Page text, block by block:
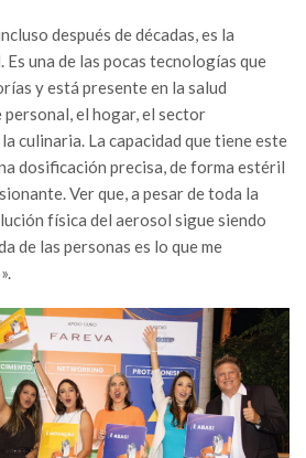
después de décadas, es la
una de las pocas tecnologías que
y está presente en la salud
el hogar, el sector
culinaria. La capacidad que tiene este
dosificación precisa, de forma estéril
Ver que, a pesar de toda la
física del aerosol sigue siendo
de las personas es lo que me